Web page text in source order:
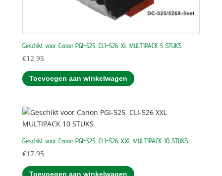
Geschikt voor Canon PGI-525, CLI-526 XL MULTIPACK 5 STUKS
€12.95
Toevoegen aan winkelwagen
Geschikt voor Canon PGI-525, CLI-526 XXL MULTIPACK 10 STUKS
€17.95
Toevoegen aan winkelwagen